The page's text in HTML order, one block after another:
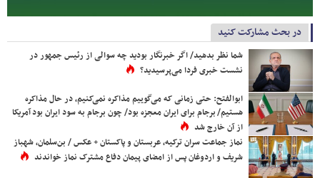
در بحث مشارکت کنید
شما نظر بدهید/ اگر خبرنگار بودید چه سوالی از رئیس جمهور در
نشست خبری فردا می‌پرسیدید؟
ابوالفتح: حتی زمانی که می‌گوییم مذاکره نمی‌کنیم، در حال مذاکره
هستیم/ برجام برای ایران معجزه بود/ چون برجام به سود ایران بود آمریکا
از آن خارج شد
نماز جماعت سران ترکیه، عربستان و پاکستان + عکس / بن‌سلمان، شهباز
شریف و اردوغان پس از امضای پیمان دفاع مشترک نماز خواندند